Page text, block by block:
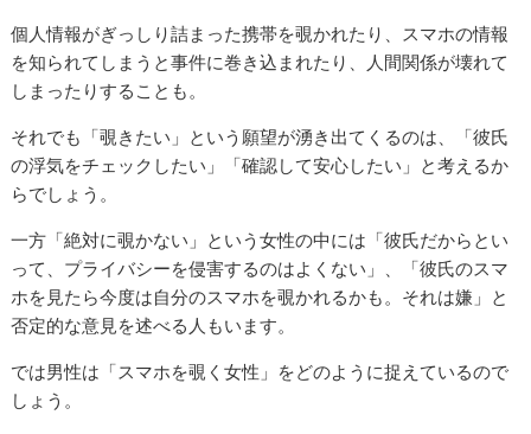
個人情報がぎっしり詰まった携帯を覗かれたり、スマホの情報
を知られてしまうと事件に巻き込まれたり、人間関係が壊れて
しまったりすることも。
それでも「覗きたい」という願望が湧き出てくるのは、「彼氏
の浮気をチェックしたい」「確認して安心したい」と考えるか
らでしょう。
一方「絶対に覗かない」という女性の中には「彼氏だからとい
って、プライバシーを侵害するのはよくない」、「彼氏のスマ
ホを見たら今度は自分のスマホを覗かれるかも。それは嫌」と
否定的な意見を述べる人もいます。
では男性は「スマホを覗く女性」をどのように捉えているので
しょう。